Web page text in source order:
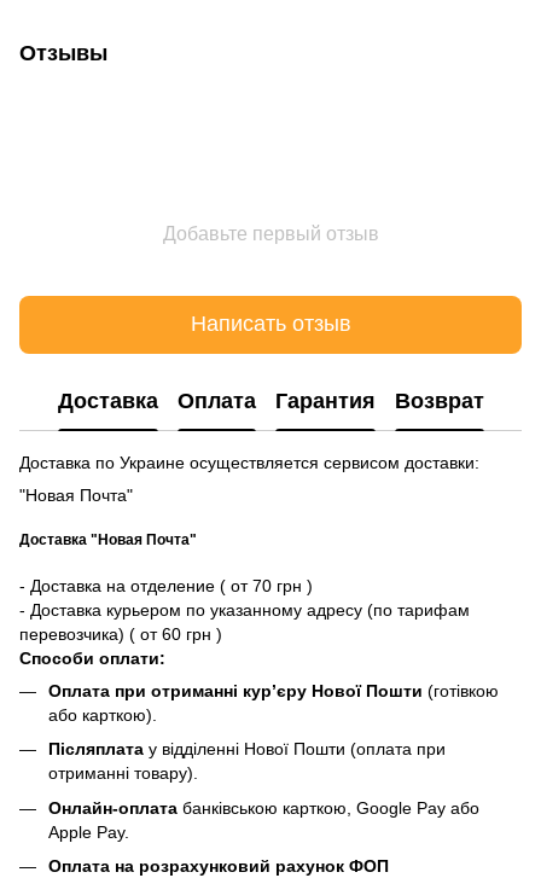
Отзывы
Добавьте первый отзыв
Написать отзыв
Доставка Оплата Гарантия Возврат
Доставка по Украине осуществляется сервисом доставки:
"Новая Почта"
Доставка "Новая Почта"
- Доставка на отделение ( от 70 грн )
- Доставка курьером по указанному адресу (по тарифам
перевозчика) ( от 60 грн )
Способи оплати:
Оплата при отриманні кур’єру Нової Пошти (готівкою
або карткою).
Післяплата у відділенні Нової Пошти (оплата при
отриманні товару).
Онлайн-оплата банківською карткою, Google Pay або
Apple Pay.
Оплата на розрахунковий рахунок ФОП